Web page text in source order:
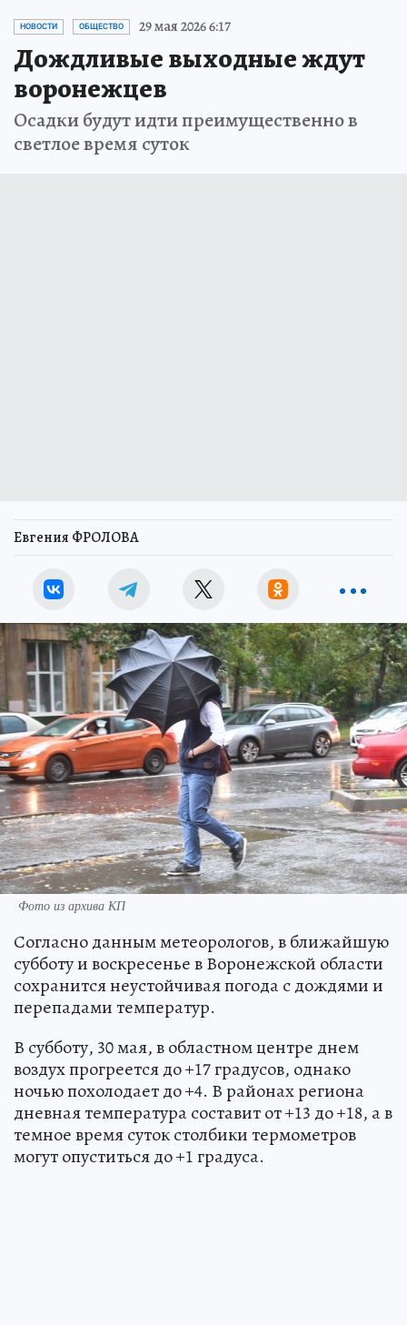
НОВОСТИ ОБЩЕСТВО 29 мая 2026 6:17
Дождливые выходные ждут
воронежцев
Осадки будут идти преимущественно в
светлое время суток
Евгения ФРОЛОВА
Фото из архива КП
Согласно данным метеорологов, в ближайшую
субботу и воскресенье в Воронежской области
сохранится неустойчивая погода с дождями и
перепадами температур.
В субботу, 30 мая, в областном центре днем
воздух прогреется до +17 градусов, однако
ночью похолодает до +4. В районах региона
дневная температура составит от +13 до +18, а в
темное время суток столбики термометров
могут опуститься до +1 градуса.